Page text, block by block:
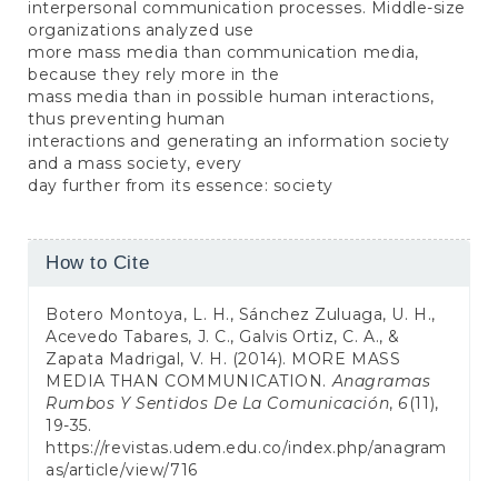
interpersonal communication processes. Middle-size
organizations analyzed use
more mass media than communication media,
because they rely more in the
mass media than in possible human interactions,
thus preventing human
interactions and generating an information society
and a mass society, every
day further from its essence: society
Article
How to Cite
Botero Montoya, L. H., Sánchez Zuluaga, U. H.,
Acevedo Tabares, J. C., Galvis Ortiz, C. A., &
Zapata Madrigal, V. H. (2014). MORE MASS
MEDIA THAN COMMUNICATION.Anagramas
Rumbos Y Sentidos De La Comunicación,6(11),
19-35.
https://revistas.udem.edu.co/index.php/anagram
as/article/view/716